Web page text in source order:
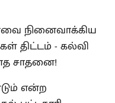
என்ற